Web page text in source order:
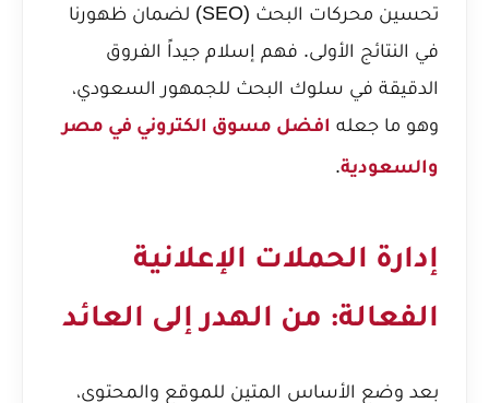
تحسين محركات البحث (SEO) لضمان ظهورنا
في النتائج الأولى. فهم إسلام جيداً الفروق
الدقيقة في سلوك البحث للجمهور السعودي،
وهو ما جعله افضل مسوق الكتروني في مصر
والسعودية.
إدارة الحملات الإعلانية
الفعالة: من الهدر إلى العائد
بعد وضع الأساس المتين للموقع والمحتوى،